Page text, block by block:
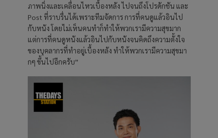
ภาพนิ่งและเคลื่อนไหวเบื้องหลัง ไปจนถึงโปรดักชัน และ
Post ที่ราบรื่นได้เพราะทีมจัดการ การที่คนดูแล้วอินไป
กับหนัง โดยไม่เห็นคนทำก็ทำให้พวกเรามีความสุขมาก
แต่การที่คนดูหนังแล้วอินไปกับหนังจนคิดถึงความตั้งใจ
ของบุคลากรที่ทำอยู่เบื้องหลัง ทำให้พวกเรามีความสุขมา
กๆ ขึ้นไปอีกครับ”